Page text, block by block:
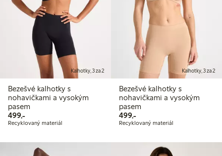
Kalhotky, 3 za 2
Bezešvé kalhotky s
nohavičkami a vysokým
pasem
499,-499,00 Kč
Recyklovaný materiál
Kalhotky, 3 za 2
Bezešvé kalhotky s
nohavičkami a vysokým
pasem
499,-499,00 Kč
Recyklovaný materiál